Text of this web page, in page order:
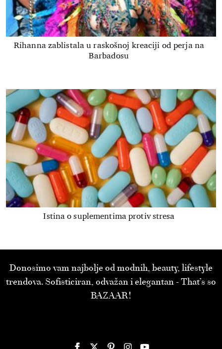
Rihanna zablistala u raskošnoj kreaciji od perja na
Barbadosu
Istina o suplementima protiv stresa
Donosimo vam najbolje od modnih, beauty, lifestyle
trendova. Sofisticiran, odvažan i elegantan - That’s so
BAZAAR!